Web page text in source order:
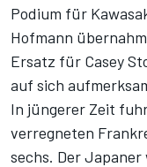
Podium für
Hofmann
Ersatz für Casey
auf sich
In jüngerer Zeit
verregneten
sechs. Der